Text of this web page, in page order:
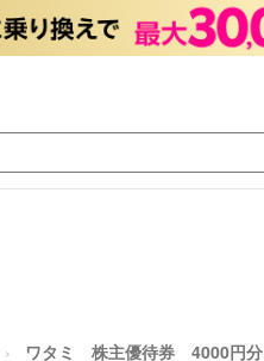
ワタミ 株主優待券 4000円分